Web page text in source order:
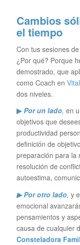
Cambios
el tiempo
Con tus sesiones
¿Por qué? Porque
demostrado, que
como Coach en
dos niveles.
▶Por un lado, en
objetivos que
productividad
definición de
preparación para la
resolución de
autoestima,
▶ Por otro lado, y
emocional
pensamientos y
causa de cualquier
Consteladora